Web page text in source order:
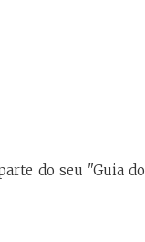
do seu "Guia do